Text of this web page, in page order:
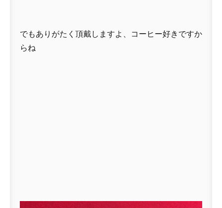
でもありがたく頂戴しますよ、コーヒー好きですか
らね